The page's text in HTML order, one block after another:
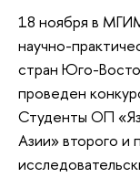
18 ноября в
научно-
стран Юго-
проведен
Студенты ОП
Азии» второго и